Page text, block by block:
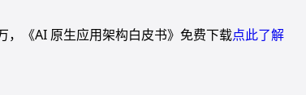
，《AI 原生应用架构白皮书》免费下载点此了解